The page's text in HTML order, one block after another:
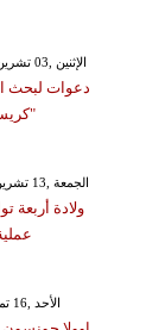
GMT 09:50 2016 الإثنين ,03 تشرين الأول / أكتوبر
دعوات لبحث
GMT 15:30 2017 الجمعة ,13 تشرين الأول / أكتوبر
ولادة أربعة
GMT 08:06 2017 الأحد ,16 تموز / يوليو